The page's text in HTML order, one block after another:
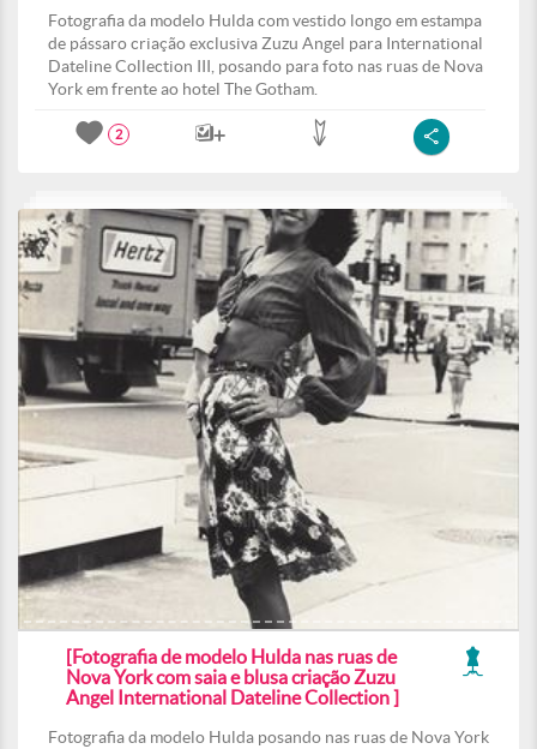
Fotografia da modelo Hulda com vestido longo em estampa
de pássaro criação exclusiva Zuzu Angel para International
Dateline Collection III, posando para foto nas ruas de Nova
York em frente ao hotel The Gotham.
2
[Fotografia de modelo Hulda nas ruas de
Nova York com saia e blusa criação Zuzu
Angel International Dateline Collection ]
Fotografia da modelo Hulda posando nas ruas de Nova York